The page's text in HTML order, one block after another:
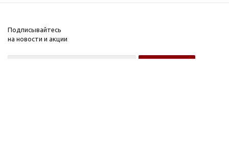
Подписывайтесь
на новости и акции